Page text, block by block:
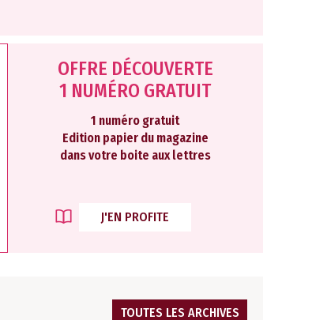
OFFRE DÉCOUVERTE
1 NUMÉRO GRATUIT
1 numéro gratuit
Edition papier du magazine
dans votre boite aux lettres
J'EN PROFITE
TOUTES LES ARCHIVES